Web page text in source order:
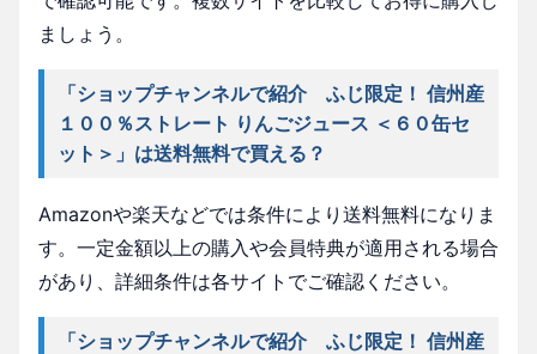
ましょう。
「ショップチャンネルで紹介 ふじ限定！ 信州産
１００％ストレート りんごジュース ＜６０缶セ
ット＞」は送料無料で買える？
Amazonや楽天などでは条件により送料無料になりま
す。一定金額以上の購入や会員特典が適用される場合
があり、詳細条件は各サイトでご確認ください。
「ショップチャンネルで紹介 ふじ限定！ 信州産